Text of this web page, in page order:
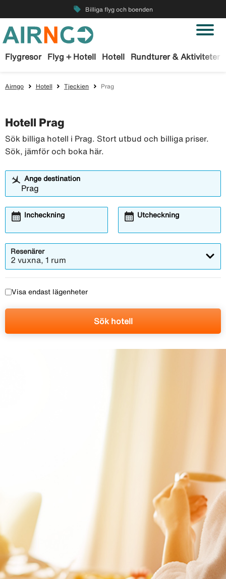
local_offer Billiga flyg och boenden
Flygresor Flyg + Hotell Hotell Rundturer & Aktiviteter
Airngo Hotell Tjeckien Prag
Hotell Prag
Sök billiga hotell i Prag. Stort utbud och billiga priser.
Sök, jämför och boka här.
Ange destination
Incheckning
calendar_month Utcheckning
calendar_month
Resenärer
2 vuxna, 1 rum
Visa endast lägenheter
Sök hotell